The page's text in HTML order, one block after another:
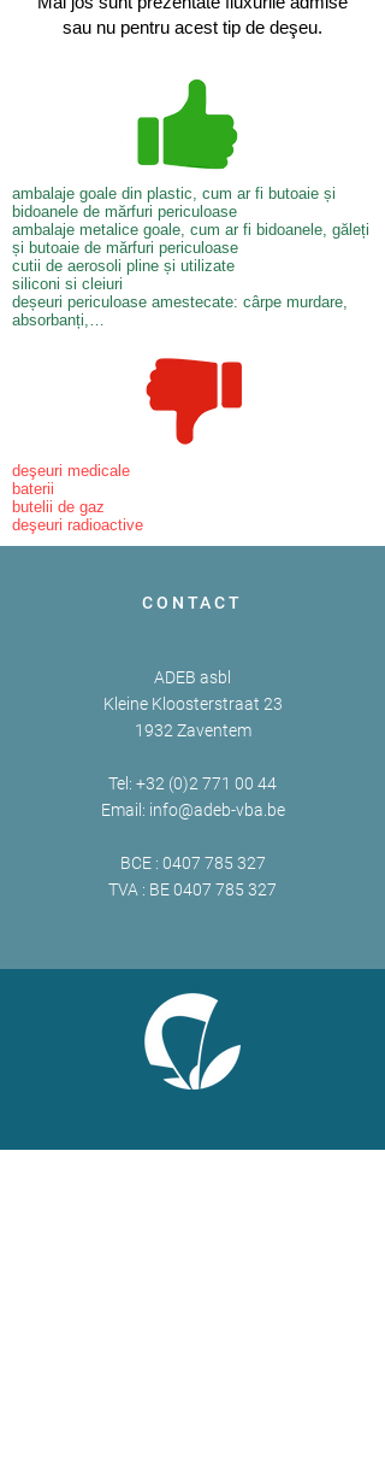
sau nu pentru acest tip de deşeu.
ambalaje goale din plastic, cum ar fi butoaie și
bidoanele de mărfuri periculoase
ambalaje metalice goale, cum ar fi bidoanele, găleți
și butoaie de mărfuri periculoase
cutii de aerosoli pline și utilizate
siliconi si cleiuri
deșeuri periculoase amestecate: cârpe murdare,
absorbanți,…
deşeuri medicale
baterii
butelii de gaz
deşeuri radioactive
CONTACT
ADEB asbl
Kleine Kloosterstraat 23
1932 Zaventem
Tel: +32 (0)2 771 00 44
Email: info@adeb-vba.be
BCE : 0407 785 327
TVA : BE0407 785 327